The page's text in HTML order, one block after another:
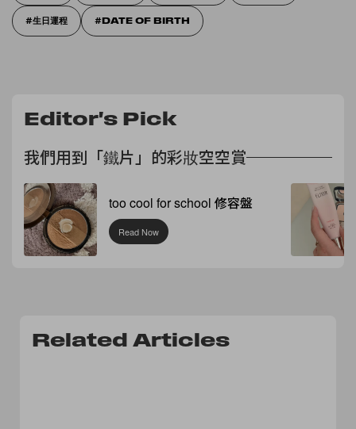
生日運程 DATE OF BIRTH
Editor's Pick
我們用到「鐵片」的彩妝空空賞
too cool for school 修容盤
Read Now
Related Articles